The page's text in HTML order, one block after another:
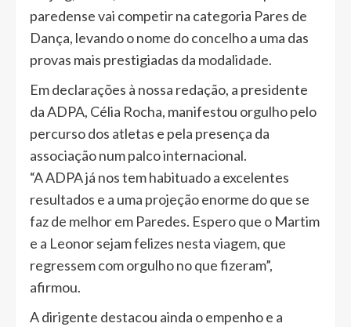
paredense vai competir na categoria Pares de
Dança, levando o nome do concelho a uma das
provas mais prestigiadas da modalidade.
Em declarações à nossa redação, a presidente
da ADPA, Célia Rocha, manifestou orgulho pelo
percurso dos atletas e pela presença da
associação num palco internacional.
“A ADPA já nos tem habituado a excelentes
resultados e a uma projeção enorme do que se
faz de melhor em Paredes. Espero que o Martim
e a Leonor sejam felizes nesta viagem, que
regressem com orgulho no que fizeram”,
afirmou.
A dirigente destacou ainda o empenho e a